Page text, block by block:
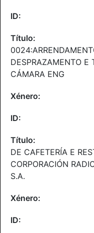
DESPRAZAMENTO E
CÁMARA ENG
DE CAFETERÍA E
CORPORACIÓN
S.A.